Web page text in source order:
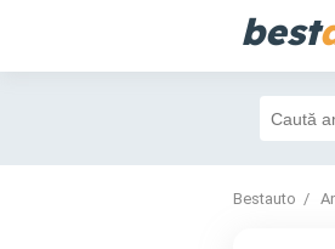
best
Bestauto